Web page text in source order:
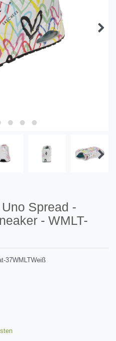
Spread -
- WMLT-
37WMLTWeiß